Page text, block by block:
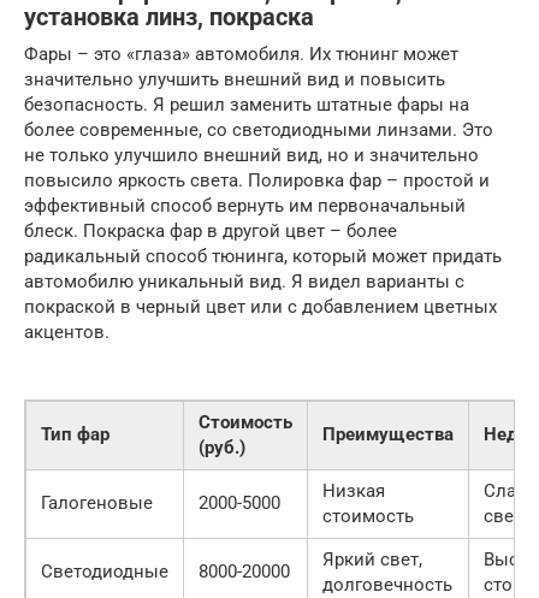
установка линз, покраска
Фары – это «глаза» автомобиля. Их тюнинг может
значительно улучшить внешний вид и повысить
безопасность. Я решил заменить штатные фары на
более современные, со светодиодными линзами. Это
не только улучшило внешний вид, но и значительно
повысило яркость света. Полировка фар – простой и
эффективный способ вернуть им первоначальный
блеск. Покраска фар в другой цвет – более
радикальный способ тюнинга, который может придать
автомобилю уникальный вид. Я видел варианты с
покраской в черный цвет или с добавлением цветных
акцентов.
Тип фар
Стоимость
(руб.)
Преимущества
Галогеновые 2000-5000
Низкая
стоимость
свет
Светодиодные 8000-20000
Яркий свет,
долговечность